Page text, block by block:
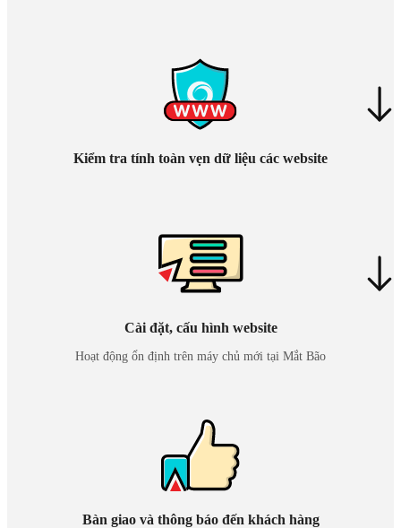
Kiểm tra tính toàn vẹn dữ liệu các website
Cài đặt, cấu hình website
Hoạt động ổn định trên máy chủ mới tại Mắt Bão
Bàn giao và thông báo đến khách hàng